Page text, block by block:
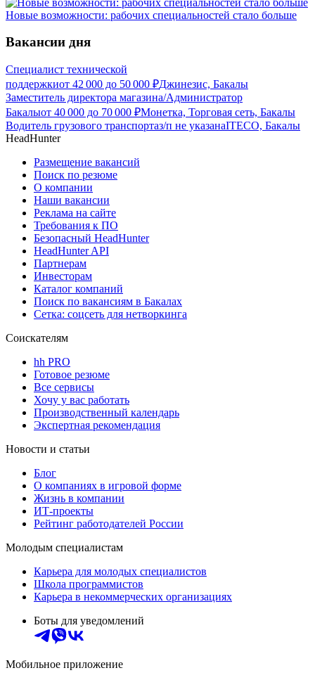
Новые возможности: рабочих специальностей стало больше
Вакансии дня
Специалист технической
поддержкиот 42 000 до 50 000 ₽Джинезис, Бакалы
Заместитель директора магазина/Администратор
Бакалыот 40 000 до 70 000 ₽Монетка, Торговая сеть, Бакалы
Водитель грузового транспортаз/п не указанаITECO, Бакалы
HeadHunter
Размещение вакансий
Поиск по резюме
О компании
Наши вакансии
Реклама на сайте
Требования к ПО
Безопасный HeadHunter
HeadHunter API
Партнерам
Инвесторам
Каталог компаний
Поиск по вакансиям в Бакалах
Сетка: соцсеть для нетворкинга
Соискателям
hh PRO
Готовое резюме
Все сервисы
Хочу у вас работать
Производственный календарь
Экспертная рекомендация
Новости и статьи
Блог
О компаниях в игровой форме
Жизнь в компании
ИТ-проекты
Рейтинг работодателей России
Молодым специалистам
Карьера для молодых специалистов
Школа программистов
Карьера в некоммерческих организациях
Боты для уведомлений
Мобильное приложение